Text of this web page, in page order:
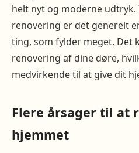
helt nyt og moderne
renovering er det generelt
ting, som fylder meget. Det
renovering af dine døre,
medvirkende til at give dit
Flere årsager til at
hjemmet